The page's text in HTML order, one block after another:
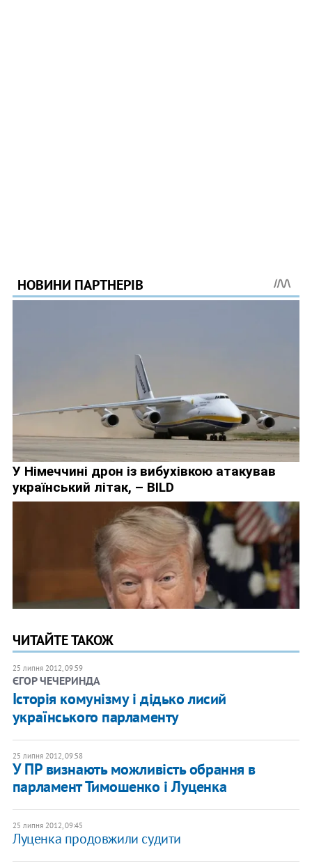
ЧИТАЙТЕ ТАКОЖ
25 липня 2012, 09:59
ЄГОР ЧЕЧЕРИНДА
Історія комунізму і дідько лисий
українського парламенту
25 липня 2012, 09:58
У ПР визнають можливість обрання в
парламент Тимошенко і Луценка
25 липня 2012, 09:45
Луценка продовжили судити